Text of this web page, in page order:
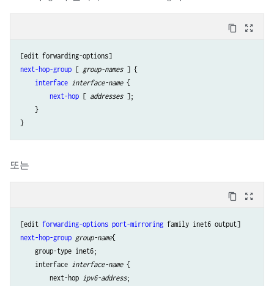
content_copy zoom_out_map
next-hop-group [ group-names ] {
interface interface-name {
next-hop [ addresses ];
    }
또는
content_copy zoom_out_map
[edit forwarding-options port-mirroring
next-hop-group group-name{
    group-type inet6;
    interface
interface-name {
        next-hop
ipv6-address;